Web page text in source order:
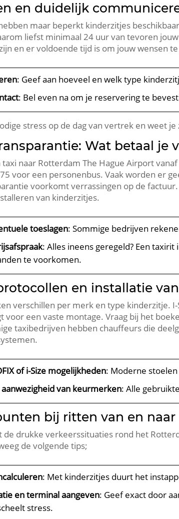
en duidelijk
maar beperkt kinderzitjes
liefst minimaal 24 uur van tevoren
en er voldoende tijd is om jouw wensen
: Geef aan hoeveel en welk type
: Bel even na om je reservering te
stress op de dag van vertrek en weet je
Wat betaal je
naar Rotterdam The Hague Airport
voor een personenbus. Vaak worden er
voorkomt verrassingen op de
van kinderzitjes.
toeslagen: Sommige bedrijven
: Alles ineens geregeld? Een
te voorkomen.
en installatie
verschillen per merk en type kinderzitje.
voor een vaste montage. Vraag bij het
taxibedrijven hebben chauffeurs die
of i-Size mogelijkheden: Moderne
van keurmerken: Alle
bij ritten van en
de drukke verkeerssituaties rond het
de volgende tips;
: Met kinderzitjes duurt het
en terminal aangeven: Geef exact door
stress.